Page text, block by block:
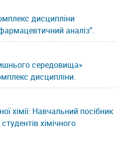
дисципліни
аналіз".
середовища»
дисципліни.
хімії: Навчальний посібник
студентів хімічного